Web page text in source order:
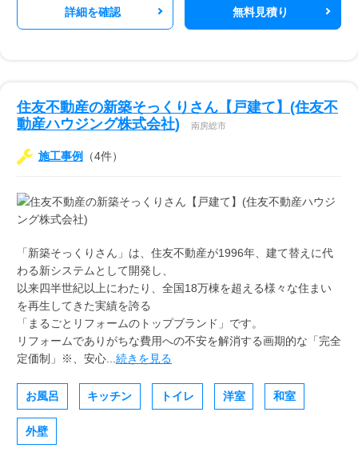
詳細を確認 無料見積り
住友不動産の新築そっくりさん【戸建て】(住友不
動産ハウジング株式会社)
南房総市
施工事例 （4件）
「新築そっくりさん」は、住友不動産が1996年、建て替えに代
わる新システムとして開発し、
以来四半世紀以上にわたり、全国18万棟を超える様々な住まい
を再生してきた実績を誇る
「まるごとリフォームのトップブランド」です。
リフォームでありがちな費用への不安を解消する画期的な「完全
定価制」※、安心... 続きを見る
お風呂 キッチン トイレ 洋室 和室
外壁